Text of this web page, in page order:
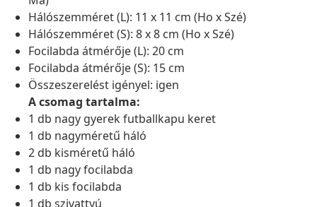
Hálószemméret (L): 11 x 11 cm (Ho x Szé)
Hálószemméret (S): 8 x 8 cm (Ho x Szé)
Focilabda átmérője (L): 20 cm
Focilabda átmérője (S): 15 cm
Összeszerelést igényel: igen
A csomag tartalma:
1 db nagy gyerek futballkapu keret
1 db nagyméretű háló
2 db kisméretű háló
1 db nagy focilabda
1 db kis focilabda
1 db szivattyú